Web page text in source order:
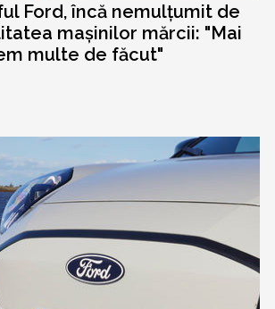
Ford, încă nemulțumit de
mașinilor mărcii: "Mai
multe de făcut"